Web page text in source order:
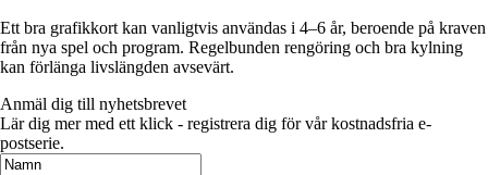
Ett bra grafikkort kan vanligtvis användas i 4–6 år, beroende på kraven
från nya spel och program. Regelbunden rengöring och bra kylning
kan förlänga livslängden avsevärt.
Anmäl dig till nyhetsbrevet
Lär dig mer med ett klick - registrera dig för vår kostnadsfria e-
postserie.